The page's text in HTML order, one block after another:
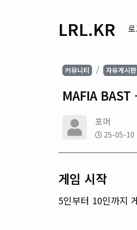
LRL.KR
커뮤니티 자유게시판
MAFIA BAST
포머
25-05-10
게임 시작
5인부터 10인까지